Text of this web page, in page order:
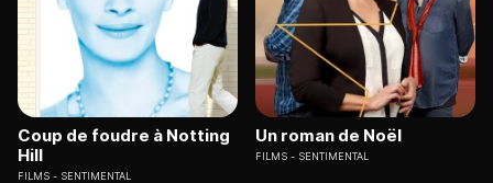
Coup de foudre à Notting
Hill
FILMS SENTIMENTAL
Un roman de Noël
FILMS SENTIMENTAL